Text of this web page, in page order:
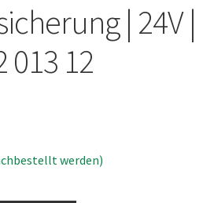
| 24V |
013 12
werden)